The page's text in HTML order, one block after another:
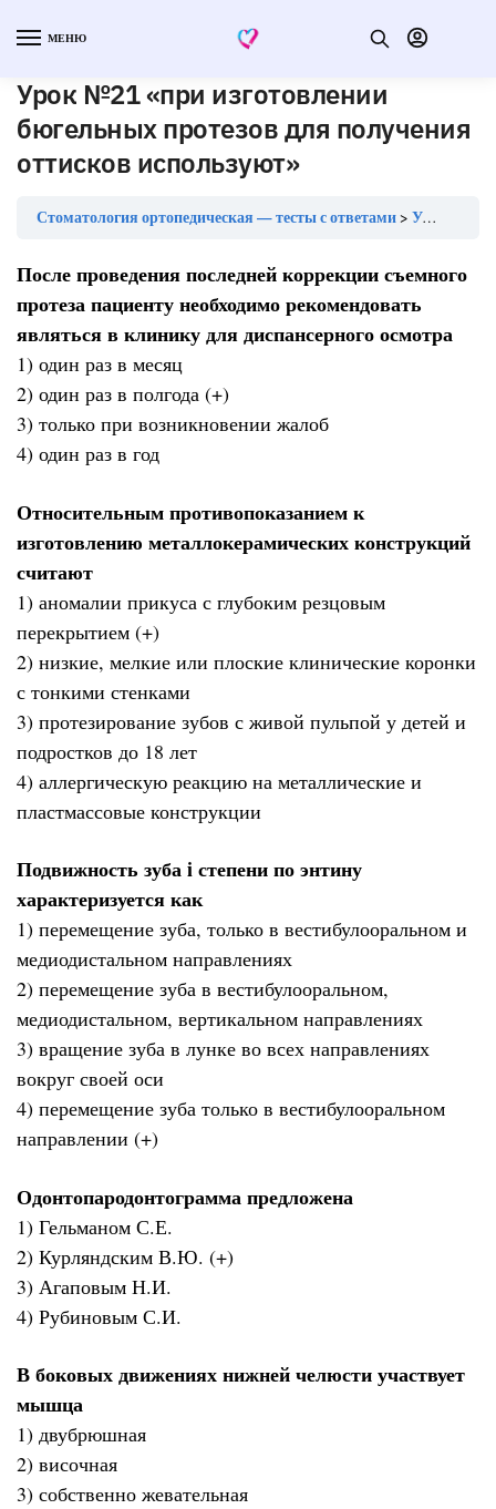
МЕНЮ
Урок №21 «при изготовлении
бюгельных протезов для получения
оттисков используют»
Стоматология ортопедическая — тесты с ответами Урок №21 «при изготовлении бюгельных протезов для получения оттисков используют»
После проведения последней коррекции съемного
протеза пациенту необходимо рекомендовать
являться в клинику для диспансерного осмотра
1) один раз в месяц
2) один раз в полгода (+)
3) только при возникновении жалоб
4) один раз в год
Относительным противопоказанием к
изготовлению металлокерамических конструкций
считают
1) аномалии прикуса с глубоким резцовым
перекрытием (+)
2) низкие, мелкие или плоские клинические коронки
с тонкими стенками
3) протезирование зубов с живой пульпой у детей и
подростков до 18 лет
4) аллергическую реакцию на металлические и
пластмассовые конструкции
Подвижность зуба i степени по энтину
характеризуется как
1) перемещение зуба, только в вестибулооральном и
медиодистальном направлениях
2) перемещение зуба в вестибулооральном,
медиодистальном, вертикальном направлениях
3) вращение зуба в лунке во всех направлениях
вокруг своей оси
4) перемещение зуба только в вестибулооральном
направлении (+)
Одонтопародонтограмма предложена
1) Гельманом С.Е.
2) Курляндским В.Ю. (+)
3) Агаповым Н.И.
4) Рубиновым С.И.
В боковых движениях нижней челюсти участвует
мышца
1) двубрюшная
2) височная
3) собственно жевательная